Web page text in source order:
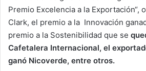
Premio Excelencia a la Exportación“,
Clark, el premio a la Innovación
premio a la Sostenibilidad que se
Cafetalera Internacional, el
ganó Nicoverde, entre otros.